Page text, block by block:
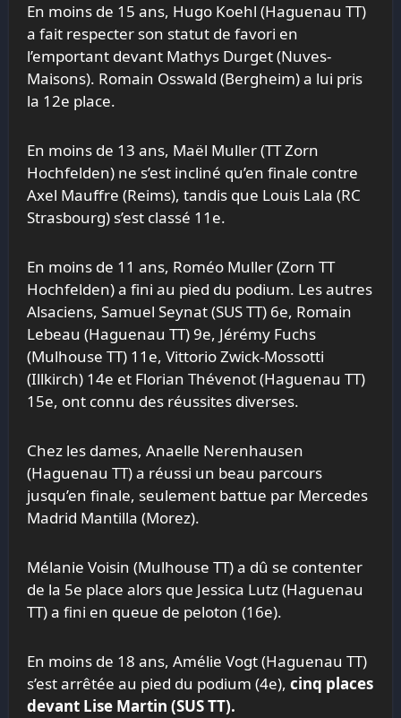
En moins de 15 ans, Hugo Koehl (Haguenau TT)
a fait respecter son statut de favori en
l’emportant devant Mathys Durget (Nuves-
Maisons). Romain Osswald (Bergheim) a lui pris
la 12e place.
En moins de 13 ans, Maël Muller (TT Zorn
Hochfelden) ne s’est incliné qu’en finale contre
Axel Mauffre (Reims), tandis que Louis Lala (RC
Strasbourg) s’est classé 11e.
En moins de 11 ans, Roméo Muller (Zorn TT
Hochfelden) a fini au pied du podium. Les autres
Alsaciens, Samuel Seynat (SUS TT) 6e, Romain
Lebeau (Haguenau TT) 9e, Jérémy Fuchs
(Mulhouse TT) 11e, Vittorio Zwick-Mossotti
(Illkirch) 14e et Florian Thévenot (Haguenau TT)
15e, ont connu des réussites diverses.
Chez les dames, Anaelle Nerenhausen
(Haguenau TT) a réussi un beau parcours
jusqu’en finale, seulement battue par Mercedes
Madrid Mantilla (Morez).
Mélanie Voisin (Mulhouse TT) a dû se contenter
de la 5e place alors que Jessica Lutz (Haguenau
TT) a fini en queue de peloton (16e).
En moins de 18 ans, Amélie Vogt (Haguenau TT)
s’est arrêtée au pied du podium (4e), cinq places
devant Lise Martin (SUS TT).